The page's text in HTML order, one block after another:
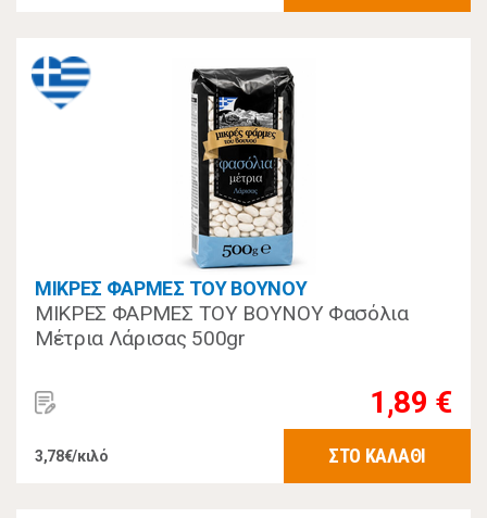
ΜΙΚΡΕΣ ΦΑΡΜΕΣ ΤΟΥ ΒΟΥΝΟΥ
ΜΙΚΡΕΣ ΦΑΡΜΕΣ ΤΟΥ ΒΟΥΝΟΥ Φασόλια
Μέτρια Λάρισας 500gr
1,89 €
3,78€/κιλό ΣΤΟ ΚΑΛΑΘΙ